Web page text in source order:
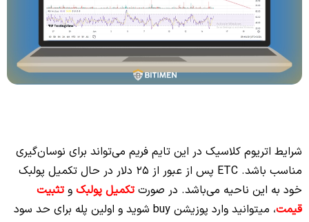
شرایط اتریوم کلاسیک در این تایم فریم می‌تواند برای نوسان‌گیری
مناسب باشد. ETC پس از عبور از 25 دلار در حال تکمیل پولبک
خود به این ناحیه می‌باشد. در صورتتکمیل پولبک وتثبیت
قیمت
، میتوانید وارد پوزیشن buy شوید و اولین پله برای حد سود